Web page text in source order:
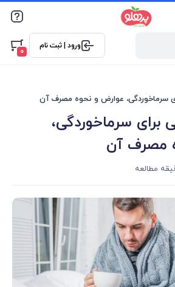
@media screen and (max-width:
ورود | ثبت نام
0
سرماخوردگی، عوارض و نحوه مصرف آن
برای سرماخوردگی،
مصرف آن